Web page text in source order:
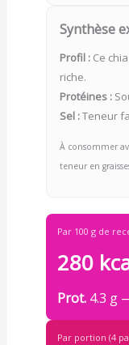
Synthèse
Profil :Ce
riche.
Protéines :
Sel :Teneur
À consommer
teneur en
Par 100 g de
280
Prot.4.3 g
Par portion (4